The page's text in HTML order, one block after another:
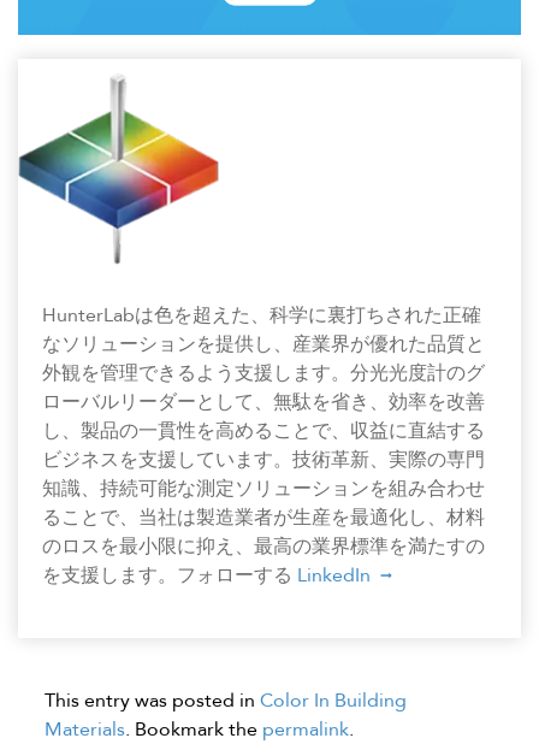
HunterLabは色を超えた、科学に裏打ちされた正確
なソリューションを提供し、産業界が優れた品質と
外観を管理できるよう支援します。分光光度計のグ
ローバルリーダーとして、無駄を省き、効率を改善
し、製品の一貫性を高めることで、収益に直結する
ビジネスを支援しています。技術革新、実際の専門
知識、持続可能な測定ソリューションを組み合わせ
ることで、当社は製造業者が生産を最適化し、材料
のロスを最小限に抑え、最高の業界標準を満たすの
を支援します。フォローする LinkedIn
This entry was posted in Color In Building
Materials. Bookmark the permalink.